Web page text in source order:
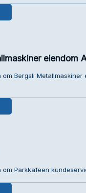
eiendom
Bergsli Metallmaskiner
om Parkkafeen